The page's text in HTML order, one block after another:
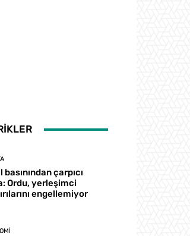
basınından çarpıcı
Ordu, yerleşimci
engellemiyor